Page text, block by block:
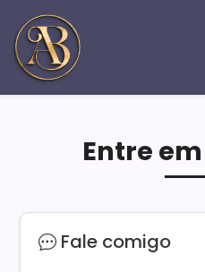
Entre
Fale comigo